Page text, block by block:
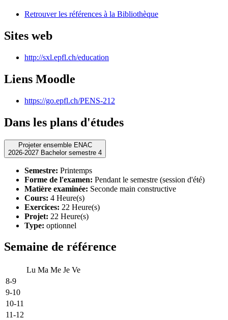
Retrouver les références à la Bibliothèque
Sites web
http://sxl.epfl.ch/education
Liens Moodle
https://go.epfl.ch/PENS-212
Dans les plans d'études
Projeter ensemble ENAC
2026-2027 Bachelor semestre 4
Semestre: Printemps
Forme de l'examen: Pendant le semestre (session d'été)
Matière examinée: Seconde main constructive
Cours: 4 Heure(s)
Exercices: 22 Heure(s)
Projet: 22 Heure(s)
Type: optionnel
Semaine de référence
Lu Ma Me Je Ve
8-9
9-10
10-11
11-12